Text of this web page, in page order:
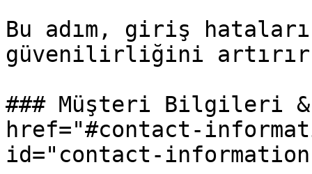
Bu adım, giriş
güvenilirliğini
### Müşteri Bilgileri &
href="#contact-
id="contact-